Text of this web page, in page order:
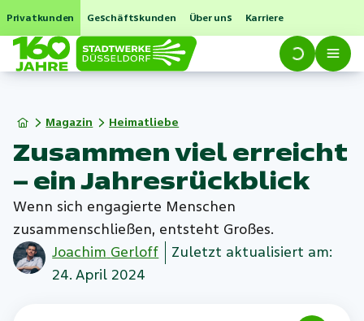
Privatkunden Geschäftskunden Über uns Karriere
Magazin Heimatliebe
Zusammen viel erreicht
– ein Jahresrückblick
Wenn sich engagierte Menschen
zusammenschließen, entsteht Großes.
Joachim Gerloff
Zuletzt aktualisiert am:
24. April 2024